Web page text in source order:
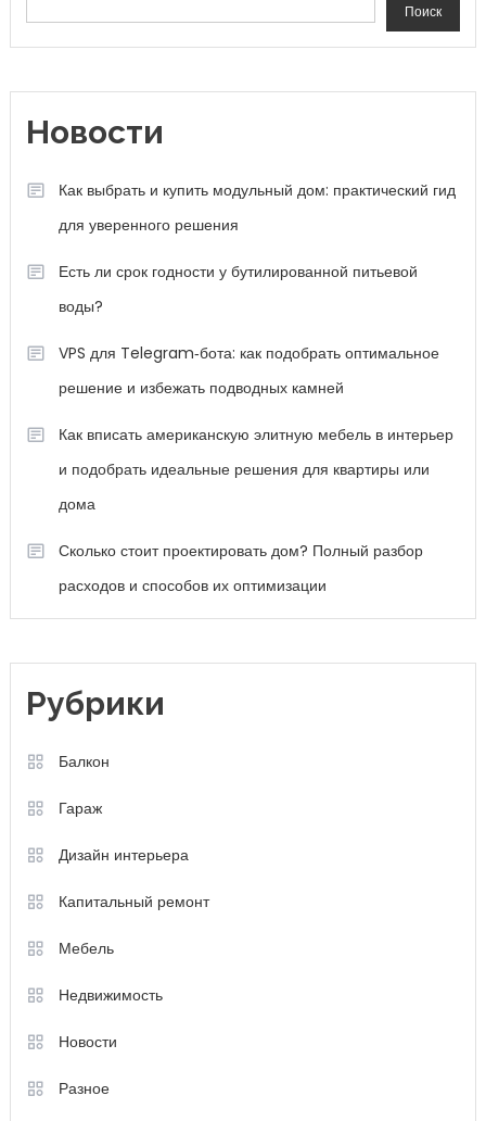
Поиск
Новости
Как выбрать и купить модульный дом: практический гид
для уверенного решения
Есть ли срок годности у бутилированной питьевой
воды?
VPS для Telegram‑бота: как подобрать оптимальное
решение и избежать подводных камней
Как вписать американскую элитную мебель в интерьер
и подобрать идеальные решения для квартиры или
дома
Сколько стоит проектировать дом? Полный разбор
расходов и способов их оптимизации
Рубрики
Балкон
Гараж
Дизайн интерьера
Капитальный ремонт
Мебель
Недвижимость
Новости
Разное